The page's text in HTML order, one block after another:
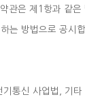
은 제1항과 같은
는 방법으로 공시합
통신 사업법, 기